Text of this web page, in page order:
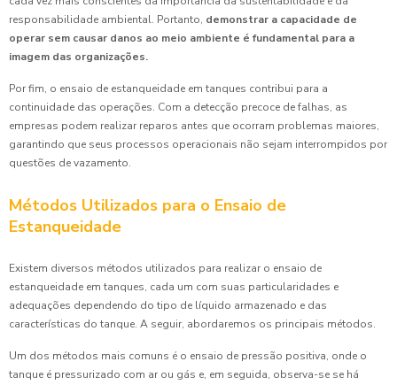
responsabilidade ambiental. Portanto, demonstrar a capacidade de
operar sem causar danos ao meio ambiente é fundamental para a
imagem das organizações.
Por fim, o ensaio de estanqueidade em tanques contribui para a
continuidade das operações. Com a detecção precoce de falhas, as
empresas podem realizar reparos antes que ocorram problemas maiores,
garantindo que seus processos operacionais não sejam interrompidos por
questões de vazamento.
Métodos Utilizados para o Ensaio de
Estanqueidade
Existem diversos métodos utilizados para realizar o ensaio de
estanqueidade em tanques, cada um com suas particularidades e
adequações dependendo do tipo de líquido armazenado e das
características do tanque. A seguir, abordaremos os principais métodos.
Um dos métodos mais comuns é o ensaio de pressão positiva, onde o
tanque é pressurizado com ar ou gás e, em seguida, observa-se se há